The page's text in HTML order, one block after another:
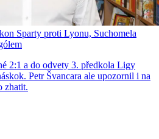
Sparty proti Lyonu, Suchomela
2:1 a do odvety 3. předkola Ligy
Petr Švancara ale upozornil i na
zhatit.